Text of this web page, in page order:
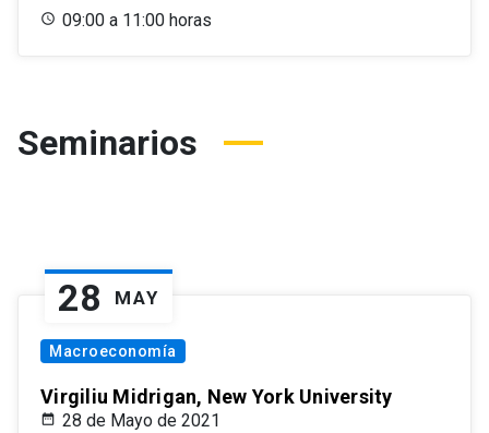
09:00 a 11:00 horas
Seminarios
28 MAY
Macroeconomía
Virgiliu Midrigan, New York University
28 de Mayo de 2021